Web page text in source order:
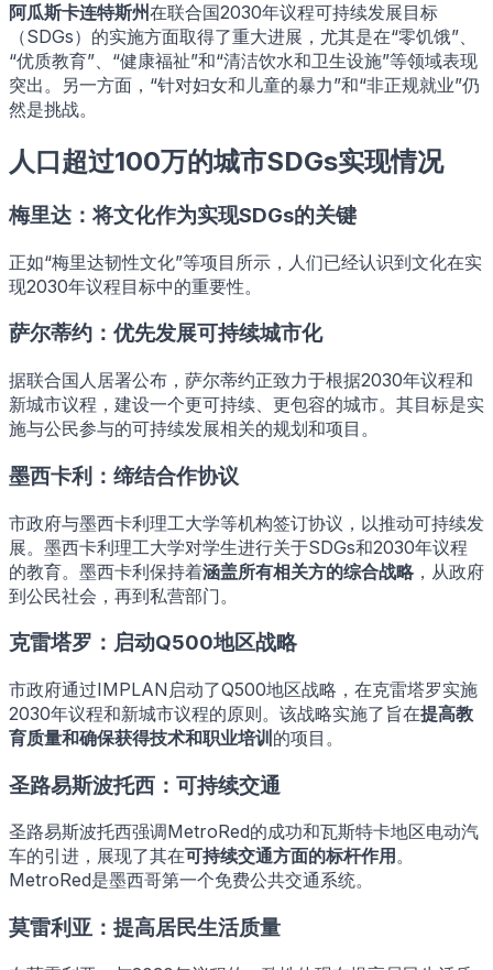
阿瓜斯卡连特斯州在联合国2030年议程可持续发展目标
（SDGs）的实施方面取得了重大进展，尤其是在“零饥饿”、
“优质教育”、“健康福祉”和“清洁饮水和卫生设施”等领域表现
突出。另一方面，“针对妇女和儿童的暴力”和“非正规就业”仍
然是挑战。
人口超过100万的城市SDGs实现情况
梅里达：将文化作为实现SDGs的关键
正如“梅里达韧性文化”等项目所示，人们已经认识到文化在实
现2030年议程目标中的重要性。
萨尔蒂约：优先发展可持续城市化
据联合国人居署公布，萨尔蒂约正致力于根据2030年议程和
新城市议程，建设一个更可持续、更包容的城市。其目标是实
施与公民参与的可持续发展相关的规划和项目。
墨西卡利：缔结合作协议
市政府与墨西卡利理工大学等机构签订协议，以推动可持续发
展。墨西卡利理工大学对学生进行关于SDGs和2030年议程
的教育。墨西卡利保持着涵盖所有相关方的综合战略 ，从政府
到公民社会，再到私营部门。
克雷塔罗：启动Q500地区战略
市政府通过IMPLAN启动了Q500地区战略，在克雷塔罗实施
2030年议程和新城市议程的原则。该战略实施了旨在提高教
育质量和确保获得技术和职业培训 的项目。
圣路易斯波托西：可持续交通
圣路易斯波托西强调MetroRed的成功和瓦斯特卡地区电动汽
车的引进，展现了其在可持续交通方面的标杆作用 。
MetroRed是墨西哥第一个免费公共交通系统。
莫雷利亚：提高居民生活质量